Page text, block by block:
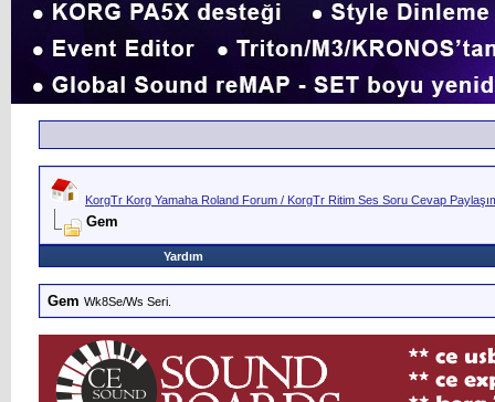
KorgTr Korg Yamaha Roland Forum / KorgTr Ritim Ses Soru Cevap
Gem
Yardım
Gem Wk8Se/Ws Seri.